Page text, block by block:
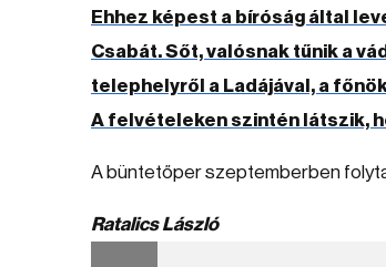
Ehhez képest a bíróság által
Csabát. Sőt, valósnak tűnik a
telephelyről a Ladájával, a
A felvételeken szintén látszik,
A büntetőper szeptemberben
Ratalics László